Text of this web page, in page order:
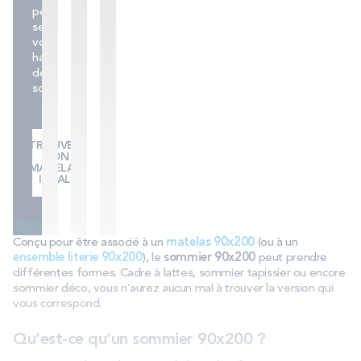
personnalisée
selon
vos
habitudes
de
sommeil.
TROUVER
MON
MATELAS
IDÉAL
Conçu pour être associé à un matelas 90x200 (ou à un
ensemble literie 90x200), le sommier 90x200peut prendre
différentes formes. Cadre à lattes, sommier tapissier ou encore
sommier déco, vous n’aurez aucun mal à trouver la version qui
vous correspond.
Qu’est-ce qu’un sommier 90x200 ?